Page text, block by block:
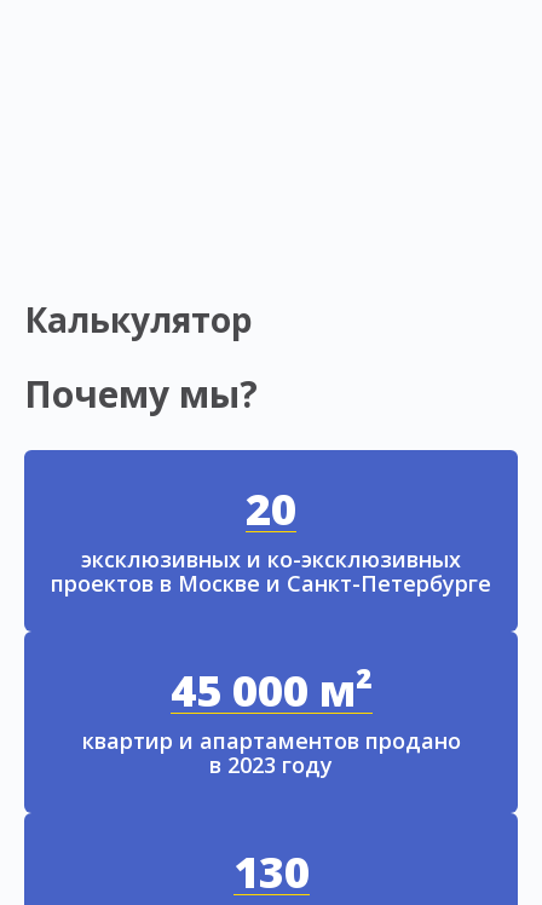
Калькулятор
Почему мы?
20
эксклюзивных и ко-эксклюзивных
проектов в Москве и Санкт-Петербурге
45 000 м²
квартир и апартаментов продано
в 2023 году
130